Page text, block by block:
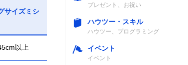
サイズミシ
以上
プレゼント、お祝い
ハウツー・スキル
ハウツー、プログラミング
イベント
イベント